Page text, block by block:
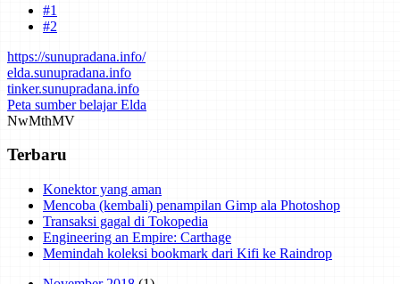
dibuat di Mindmeister. Klik di sini untuk mengakses.
#1
#2
https://sunupradana.info/
elda.sunupradana.info
tinker.sunupradana.info
Peta sumber belajar Elda
NwMthMV
Terbaru
Konektor yang aman
Mencoba (kembali) penampilan Gimp ala Photoshop
Transaksi gagal di Tokopedia
Engineering an Empire: Carthage
Memindah koleksi bookmark dari Kifi ke Raindrop